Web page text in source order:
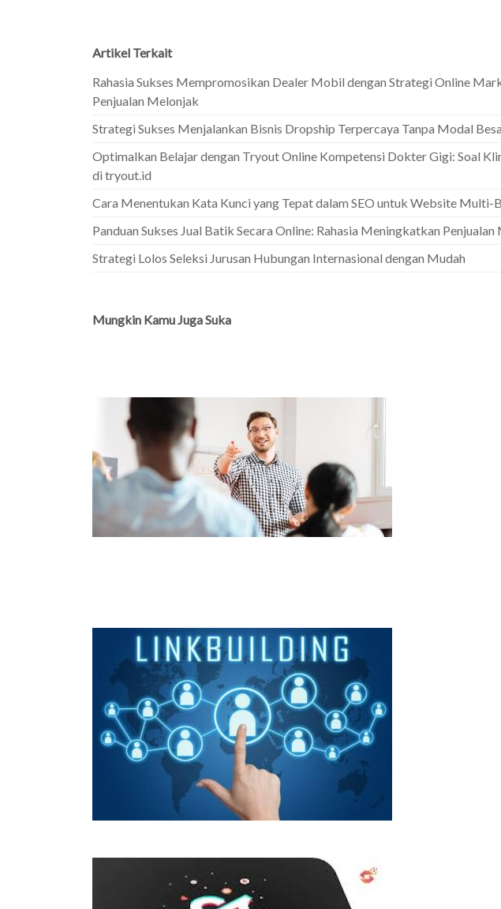
Artikel Terkait
Rahasia Sukses Mempromosikan Dealer Mobil dengan Strategi Online
Penjualan Melonjak
Strategi Sukses Menjalankan Bisnis Dropship Terpercaya Tanpa Modal
Optimalkan Belajar dengan Tryout Online Kompetensi Dokter Gigi: Soal
di tryout.id
Cara Menentukan Kata Kunci yang Tepat dalam SEO untuk Website Multi-
Panduan Sukses Jual Batik Secara Online: Rahasia Meningkatkan
Strategi Lolos Seleksi Jurusan Hubungan Internasional dengan Mudah
Mungkin Kamu Juga Suka